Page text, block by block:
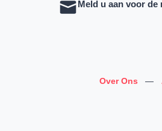
Meld u aan voor de
Over Ons —